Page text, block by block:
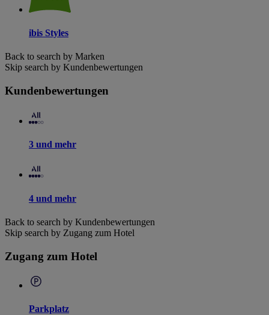
ibis Styles
Back to search by Marken
Skip search by Kundenbewertungen
Kundenbewertungen
3 und mehr
4 und mehr
Back to search by Kundenbewertungen
Skip search by Zugang zum Hotel
Zugang zum Hotel
Parkplatz